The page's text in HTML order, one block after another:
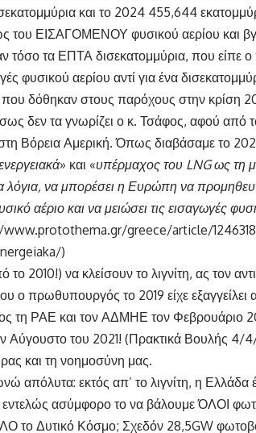
και το 2024 455,644
του ΕΙΣΑΓΟΜΕΝΟΥ φυσικού αερίου και
τόσο τα ΕΠΤΑ δισεκατομμύρια, που
φυσικού αερίου αντί για ένα
που δόθηκαν στους παρόχους στην κρίση
δεν τα γνωρίζει ο κ. Τσάφος, αφού από
Βόρεια Αμερική. Όπως διαβάσαμε το
» και «υπέρμαχος του LNG ως τη
να μπορέσει η Ευρώπη να
αέριο και να μειώσει τις εισαγωγές
greece/article/
)
το 2010!) να κλείσουν το λιγνίτη, ας τον
ο πρωθυπουργός το 2019 είχε
τη ΡΑΕ και τον ΑΔΜΗΕ τον Φεβρουάριο
Αύγουστο του 2021! (Πρακτικά Βουλής 4/
και τη νοημοσύνη μας.
απόλυτα: εκτός απ’ το λιγνίτη, η Ελλάδα
εντελώς ασύμφορο το να βάλουμε ΌΛΟΙ
το Δυτικό Κόσμο; Σχεδόν 28,5GW